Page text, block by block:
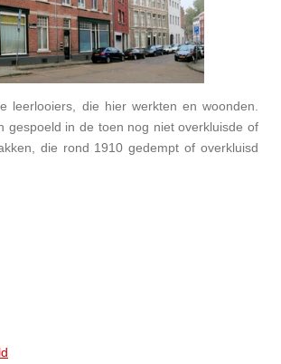
leerlooiers, die hier werkten en woonden.
gespoeld in de toen nog niet overkluisde of
die rond 1910 gedempt of overkluisd